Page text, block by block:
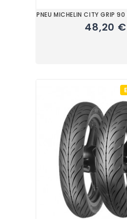
PNEU MICHELIN CITY GRIP 90
48,20 €